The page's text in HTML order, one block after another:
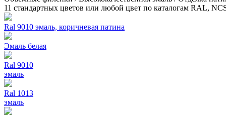
11 стандартных цветов или любой цвет по каталогам RAL,
Ral 9010 эмаль, коричневая патина
Эмаль белая
Ral 9010
эмаль
Ral 1013
эмаль